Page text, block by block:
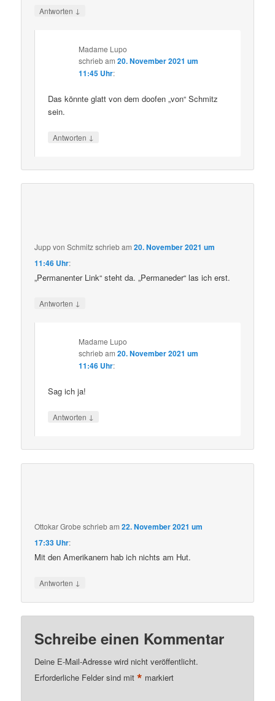
Antworten ↓
Madame Lupo
schriebam20. November 2021 um
11:45 Uhr:
Das könnte glatt von dem doofen „von“ Schmitz
sein.
Antworten ↓
Jupp von Schmitzschriebam20. November 2021 um
11:46 Uhr:
„Permanenter Link“ steht da. „Permaneder“ las ich erst.
Antworten ↓
Madame Lupo
schriebam20. November 2021 um
11:46 Uhr:
Sag ich ja!
Antworten ↓
Ottokar Grobe schriebam22. November 2021 um
17:33 Uhr:
Mit den Amerikanern hab ich nichts am Hut.
Antworten ↓
Schreibe einen Kommentar
Deine E-Mail-Adresse wird nicht veröffentlicht.
Erforderliche Felder sind mit* markiert